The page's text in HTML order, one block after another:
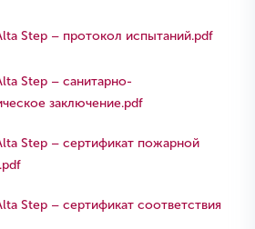
Step – протокол испытаний.pdf
Step – санитарно-
заключение.pdf
Step – сертификат пожарной
Step – сертификат соответствия